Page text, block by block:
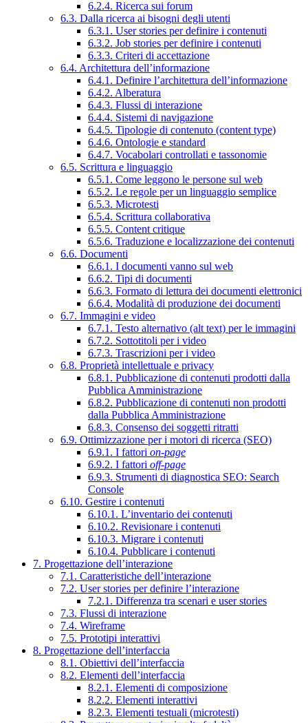
6.2.4. Ricerca sui forum
6.3. Dalla ricerca ai bisogni degli utenti
6.3.1. User stories per definire i contenuti
6.3.2. Job stories per definire i contenuti
6.3.3. Criteri di accettazione
6.4. Architettura dell’informazione
6.4.1. Definire l’architettura dell’informazione
6.4.2. Alberatura
6.4.3. Flussi di interazione
6.4.4. Sistemi di navigazione
6.4.5. Tipologie di contenuto (content type)
6.4.6. Ontologie e standard
6.4.7. Vocabolari controllati e tassonomie
6.5. Scrittura e linguaggio
6.5.1. Come leggono le persone sul web
6.5.2. Le regole per un linguaggio semplice
6.5.3. Microtesti
6.5.4. Scrittura collaborativa
6.5.5. Content critique
6.5.6. Traduzione e localizzazione dei contenuti
6.6. Documenti
6.6.1. I documenti vanno sul web
6.6.2. Tipi di documenti
6.6.3. Formato di lettura dei documenti elettronici
6.6.4. Modalità di produzione dei documenti
6.7. Immagini e video
6.7.1. Testo alternativo (alt text) per le immagini
6.7.2. Sottotitoli per i video
6.7.3. Trascrizioni per i video
6.8. Proprietà intellettuale e privacy
6.8.1. Pubblicazione di contenuti prodotti dalla
Pubblica Amministrazione
6.8.2. Pubblicazione di contenuti non prodotti
dalla Pubblica Amministrazione
6.8.3. Consenso dei soggetti ritratti
6.9. Ottimizzazione per i motori di ricerca (SEO)
6.9.1. I fattori on-page
6.9.2. I fattori off-page
6.9.3. Strumenti di diagnostica SEO: Search
Console
6.10. Gestire i contenuti
6.10.1. L’inventario dei contenuti
6.10.2. Revisionare i contenuti
6.10.3. Migrare i contenuti
6.10.4. Pubblicare i contenuti
7. Progettazione dell’interazione
7.1. Caratteristiche dell’interazione
7.2. User stories per definire l’interazione
7.2.1. Differenza tra scenari e user stories
7.3. Flussi di interazione
7.4. Wireframe
7.5. Prototipi interattivi
8. Progettazione dell’interfaccia
8.1. Obiettivi dell’interfaccia
8.2. Elementi dell’interfaccia
8.2.1. Elementi di composizione
8.2.2. Elementi interattivi
8.2.3. Elementi testuali (microtesti)